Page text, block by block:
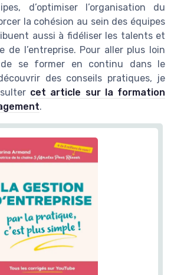
d’optimiser l’organisation du
la cohésion au sein des équipes
aussi à fidéliser les talents et
de l’entreprise. Pour aller plus loin
de se former en continu dans le
des conseils pratiques, je
cet article sur la formation
.